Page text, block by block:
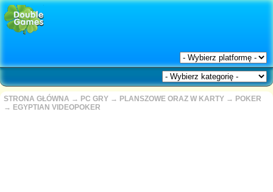
STRONA GŁÓWNA → PC GRY → PLANSZOWE ORAZ W KARTY → POKER
→ EGYPTIAN VIDEOPOKER